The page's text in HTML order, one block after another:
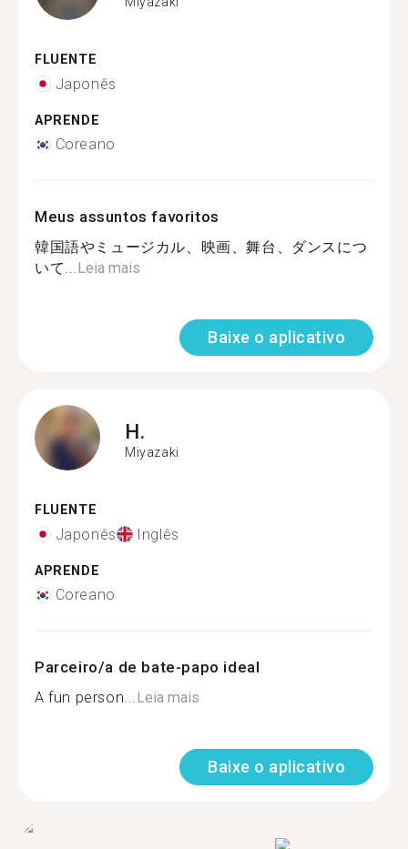
FLUENTE
Japonês
APRENDE
Coreano
Meus assuntos favoritos
韓国語やミュージカル、映画、舞台、ダンスにつ
いて...Leia mais
Baixe o aplicativo
H.
Miyazaki
FLUENTE
Japonês Inglês
APRENDE
Coreano
Parceiro/a de bate-papo ideal
A fun person...Leia mais
Baixe o aplicativo